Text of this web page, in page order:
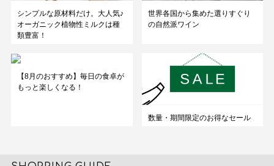
シンプルな原材料だけ。大人気♪
オーガニック植物性ミルクは種
類豊富！
世界各国から集めた選りすぐり
の自然派ワイン
【8月のおすすめ】毎日の食卓が
もっと楽しくなる！
数量・期間限定のお得なセール